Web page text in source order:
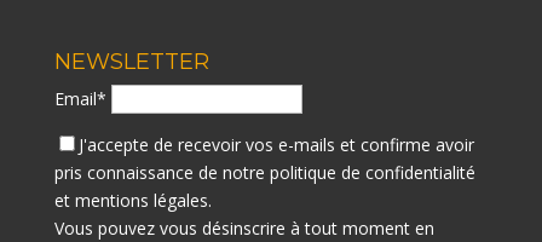
NEWSLETTER
Email*
J'accepte de recevoir vos e-mails et confirme avoir
pris connaissance de notre politique de confidentialité
et mentions légales.
Vous pouvez vous désinscrire à tout moment en